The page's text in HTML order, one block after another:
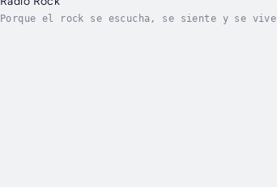
Porque el rock se escucha, se siente y se vive